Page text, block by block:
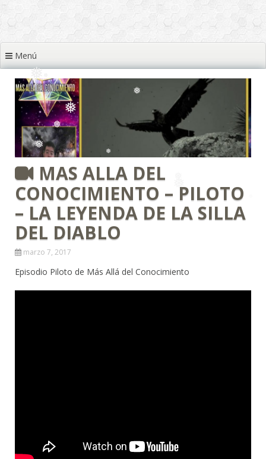
❅
❅
❅
❅
❅
❅
❅
❅
Menú
MAS ALLA DEL
CONOCIMIENTO – PILOTO
– LA LEYENDA DE LA SILLA
DEL DIABLO
marzo 7, 2017
Episodio Piloto de Más Allá del Conocimiento